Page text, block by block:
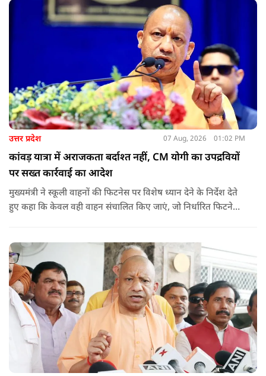
उत्तर प्रदेश 07 Aug, 2026 01:02 PM
कांवड़ यात्रा में अराजकता बर्दाश्त नहीं, CM योगी का उपद्रवियों
पर सख्त कार्रवाई का आदेश
मुख्यमंत्री ने स्कूली वाहनों की फिटनेस पर विशेष ध्यान देने के निर्देश देते
हुए कहा कि केवल वही वाहन संचालित किए जाएं, जो निर्धारित फिटनेस
ताकि विद्यार्थियों और आम नागरिकों की सुरक्षा सुनिश्चित की जा सके.